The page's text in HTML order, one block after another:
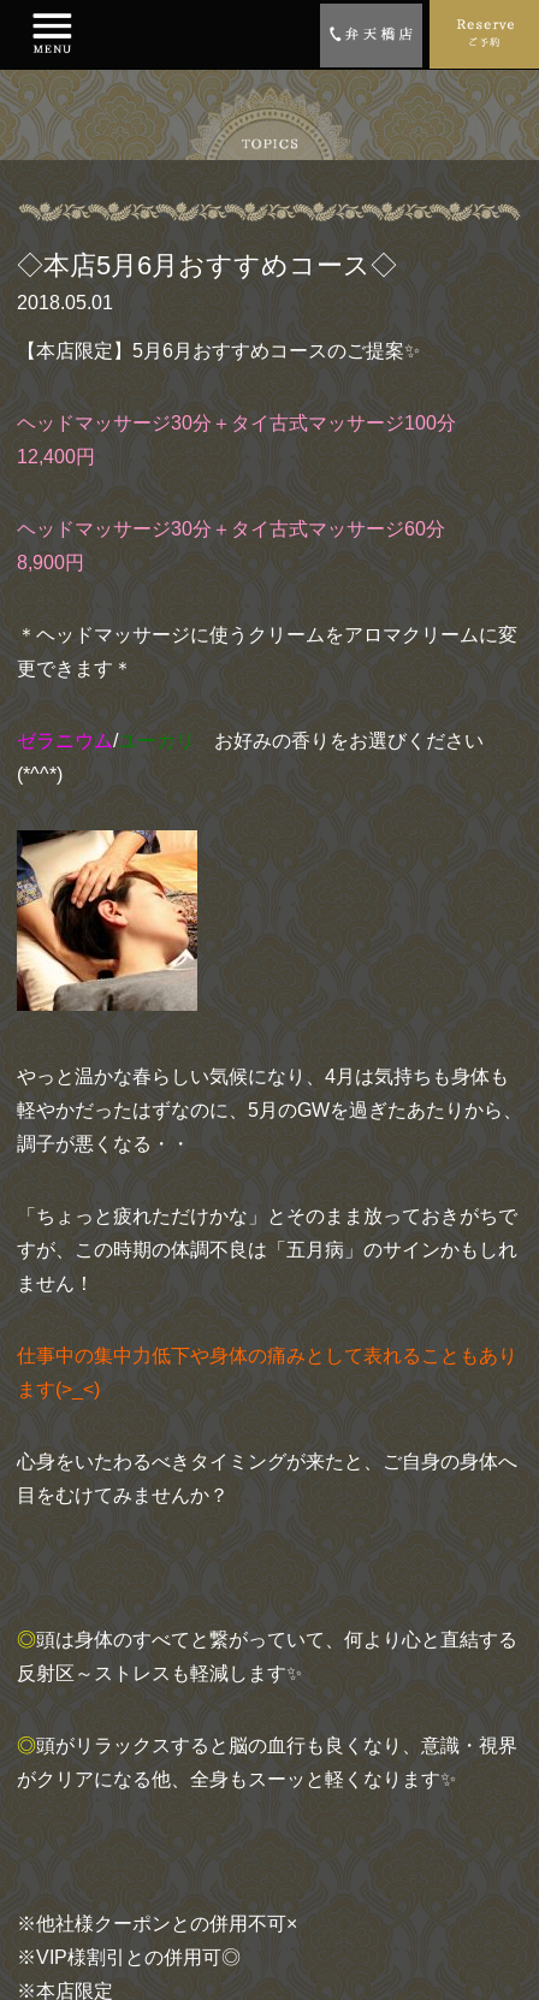
◇本店5月6月おすすめコース◇
2018.05.01
【本店限定】5月6月おすすめコースのご提案✨
ヘッドマッサージ30分＋タイ古式マッサージ100分
12,400円
ヘッドマッサージ30分＋タイ古式マッサージ60分
8,900円
＊ヘッドマッサージに使うクリームをアロマクリームに変
更できます＊
ゼラニウム/ユーカリ お好みの香りをお選びください
(*^^*)
やっと温かな春らしい気候になり、4月は気持ちも身体も
軽やかだったはずなのに、5月のGWを過ぎたあたりから、
調子が悪くなる・・
「ちょっと疲れただけかな」とそのまま放っておきがちで
すが、この時期の体調不良は「五月病」のサインかもしれ
ません！
仕事中の集中力低下や身体の痛みとして表れることもあり
ます(>_<)
心身をいたわるべきタイミングが来たと、ご自身の身体へ
目をむけてみませんか？
◎頭は身体のすべてと繋がっていて、何より心と直結する
反射区～ストレスも軽減します✨
◎頭がリラックスすると脳の血行も良くなり、意識・視界
がクリアになる他、全身もスーッと軽くなります✨
※他社様クーポンとの併用不可×
※VIP様割引との併用可◎
※本店限定